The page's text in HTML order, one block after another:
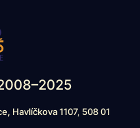
Havlíčkova 1107, 508 01